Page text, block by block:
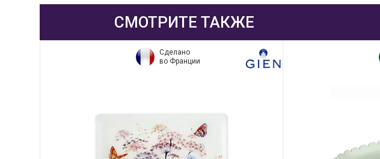
СМОТРИТЕ ТАКЖЕ
Сделано
во Франции